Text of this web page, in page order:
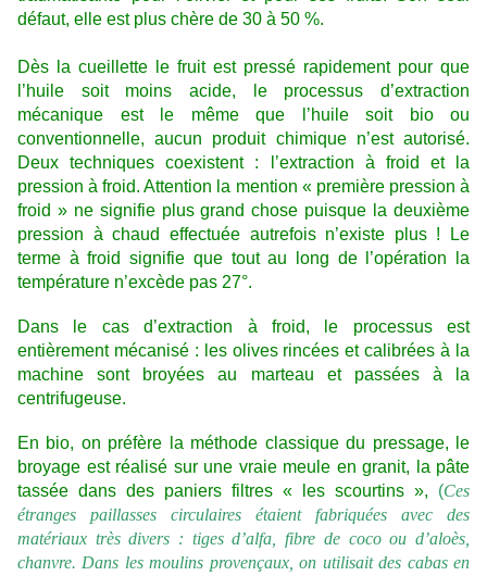
défaut, elle est plus chère de 30 à 50 %.
Dès la cueillette le fruit est pressé rapidement pour que
l’huile soit moins acide, le processus d’extraction
mécanique est le même que l’huile soit bio ou
conventionnelle, aucun produit chimique n’est autorisé.
Deux techniques coexistent : l’extraction à froid et la
pression à froid. Attention la mention « première pression à
froid » ne signifie plus grand chose puisque la deuxième
pression à chaud effectuée autrefois n’existe plus ! Le
terme à froid signifie que tout au long de l’opération la
température n’excède pas 27°.
Dans le cas d’extraction à froid, le processus est
entièrement mécanisé : les olives rincées et calibrées à la
machine sont broyées au marteau et passées à la
centrifugeuse.
En bio, on préfère la méthode classique du pressage, le
broyage est réalisé sur une vraie meule en granit, la pâte
tassée dans des paniers filtres « les scourtins », (Ces
étranges paillasses circulaires étaient fabriquées avec des
matériaux très divers : tiges d’alfa, fibre de coco ou d’aloès,
chanvre. Dans les moulins provençaux, on utilisait des cabas en